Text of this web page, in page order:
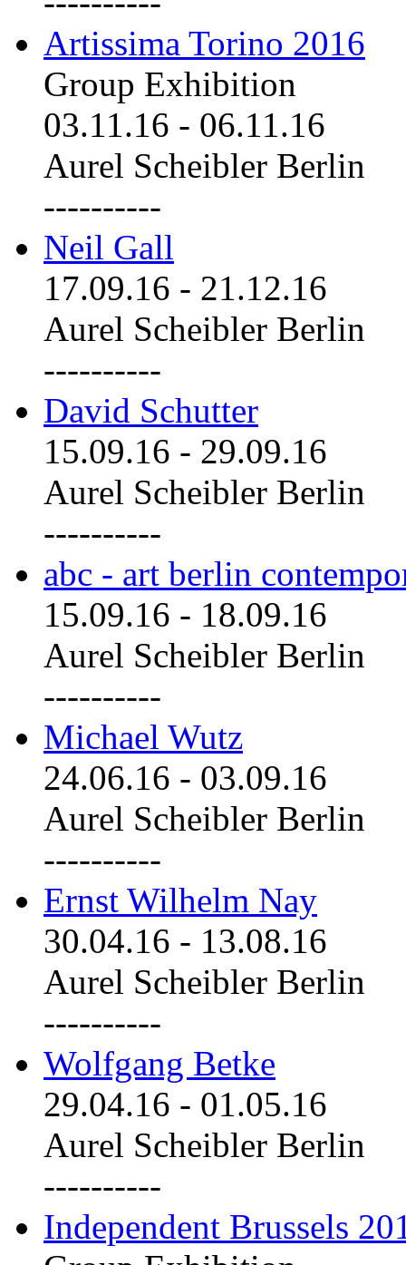
Artissima Torino 2016
Group Exhibition
03.11.16 - 06.11.16
Aurel Scheibler Berlin
----------
Neil Gall
17.09.16 - 21.12.16
Aurel Scheibler Berlin
----------
David Schutter
15.09.16 - 29.09.16
Aurel Scheibler Berlin
----------
abc - art berlin
15.09.16 - 18.09.16
Aurel Scheibler Berlin
----------
Michael Wutz
24.06.16 - 03.09.16
Aurel Scheibler Berlin
----------
Ernst Wilhelm Nay
30.04.16 - 13.08.16
Aurel Scheibler Berlin
----------
Wolfgang Betke
29.04.16 - 01.05.16
Aurel Scheibler Berlin
----------
Independent Brussels